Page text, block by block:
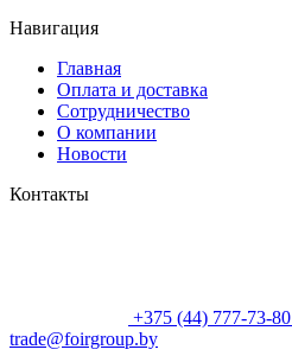
Навигация
Главная
Оплата и доставка
Сотрудничество
О компании
Новости
Контакты
+375 (44) 777-73-80
trade@foirgroup.by